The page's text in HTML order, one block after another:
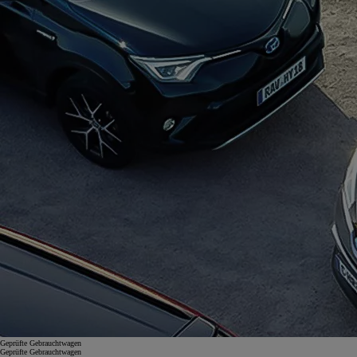
Geprüfte Gebrauchtwagen
Geprüfte Gebrauchtwagen